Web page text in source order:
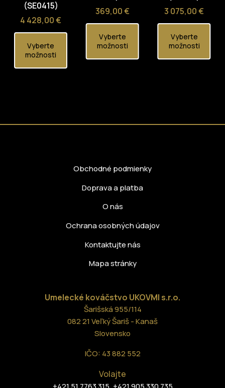
(SE0415)
Cena
4 428,00 €
Vyberte
možnosti
Cena
369,00 €
Vyberte
možnosti
Cena
3 075,00 €
Vyberte
možnosti
Obchodné podmienky
Doprava a platba
O nás
Ochrana osobných údajov
Kontaktujte nás
Mapa stránky
Umelecké kováčstvo UKOVMI s.r.o.
Šarišská 955/114
082 21 Veľký Šariš - Kanaš
Slovensko
IČO: 43 882 552
Volajte